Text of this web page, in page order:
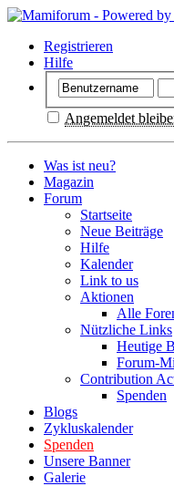
Registrieren
Hilfe
Angemeldet
Was ist neu?
Magazin
Forum
Startseite
Neue Beiträge
Hilfe
Kalender
Link to us
Aktionen
Alle
Nützliche Links
Heutige
Forum-
Contribution
Spenden
Blogs
Zykluskalender
Spenden
Unsere Banner
Galerie